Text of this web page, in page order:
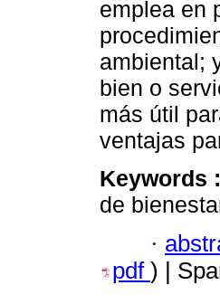
emplea en
ambiental;
bien o
más útil
ventajas
Keywords :
de
·
pdf ) |